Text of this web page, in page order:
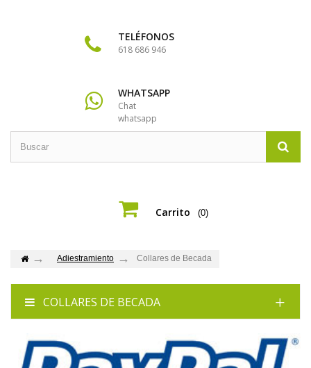
TELÉFONOS
618 686 946
WHATSAPP
Chat
whatsapp
Carrito (0)
Adiestramiento Collares de Becada
COLLARES DE BECADA